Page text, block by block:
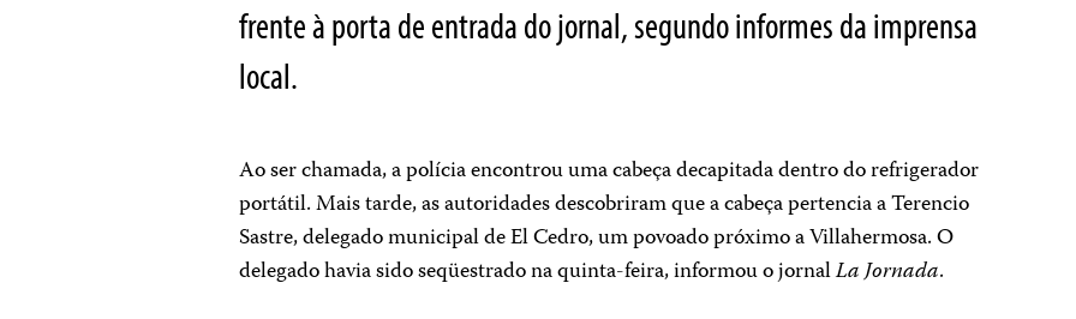
frente à porta de entrada do jornal, segundo informes da imprensa
local.
Ao ser chamada, a polícia encontrou uma cabeça decapitada dentro do refrigerador
portátil. Mais tarde, as autoridades descobriram que a cabeça pertencia a Terencio
Sastre, delegado municipal de El Cedro, um povoado próximo a Villahermosa. O
delegado havia sido seqüestrado na quinta-feira, informou o jornalLa Jornada.